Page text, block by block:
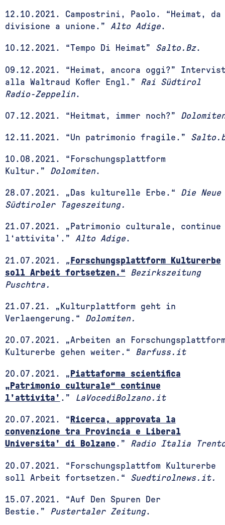
12.10.2021. Campostrini, Paolo. “Heimat, da
divisione a unione.”
Alto Adige.
10.12.2021. “Tempo Di Heimat” Salto.Bz.
09.12.2021. “Heimat, ancora oggi?”
alla Waltraud Kofler Engl.”
Rai Südtirol
Radio-Zeppelin.
07.12.2021. “Heitmat, immer noch?”
12.11.2021. “Un patrimonio fragile.”
10.08.2021. “Forschungsplattform
Kultur.”
Dolomiten.
28.07.2021. „Das kulturelle Erbe.“
Die Neue
Südtiroler Tageszeitung.
21.07.2021. „Patrimonio culturale, continue
l‘attivita’.”
Alto Adige.
21.07.2021 . „ Forschungsplattform Kulturerbe
soll Arbeit fortsetzen.“
Bezirkszeitung
Puschtra.
21 . 07.21. „Kulturplattform geht in
Verlaengerung.“
Dolomiten.
20.07.2021. „Arbeiten an
Kulturerbe gehen weiter.“
Barfuss.it
20.07.2021. „ Piattaforma scientifica
„Patrimonio culturale“ continue
l’attivita’ .” LaVocediBolzano.it
20.07.2021. “ Ricerca, approvata la
convenzione tra Provincia e Liberal
Universita’ di Bolzano .” Radio Italia
20.07.2021. “Forschungsplattfom Kulturerbe
soll Arbeit fortsetzen.“
Suedtirolnews.it.
15.07.2021. “Auf Den Spuren Der
Bestie.”
Pustertaler Zeitung.